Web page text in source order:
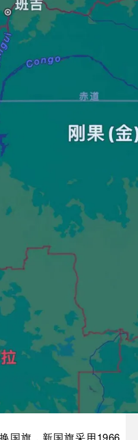
国旗，新国旗采用1966